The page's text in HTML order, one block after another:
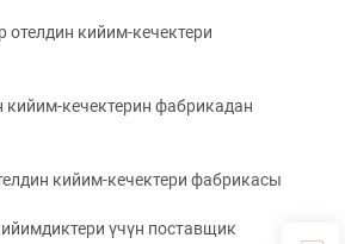
отелдин кийим-кечектери
кийим-кечектерин фабрикадан
кийим-кечектери фабрикасы
үчүн поставщик